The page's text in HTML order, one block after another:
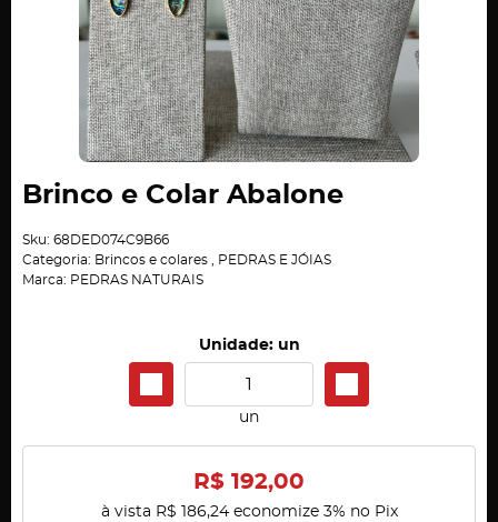
Brinco e Colar Abalone
Sku: 68DED074C9B66
Categoria: Brincos e colares
PEDRAS E JÓIAS
Marca: PEDRAS NATURAIS
Unidade: un
un
R$ 192,00
à vista R$ 186,24economize 3% no Pix